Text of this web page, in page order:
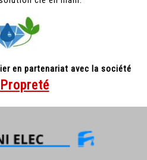
en partenariat avec la société